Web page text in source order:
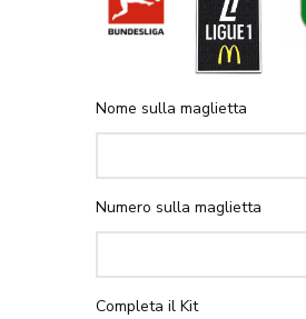
Nome sulla maglietta
Numero sulla maglietta
Completa il Kit